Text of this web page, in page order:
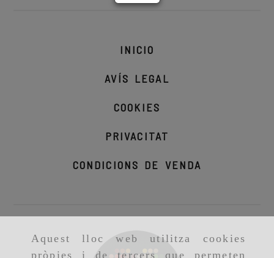
Aquest lloc web utilitza cookies
pròpies i de tercers que permeten
INICIO
AVÍS LEGAL
COOKIES
PRIVACITAT
CONDICIONS DE VENDA